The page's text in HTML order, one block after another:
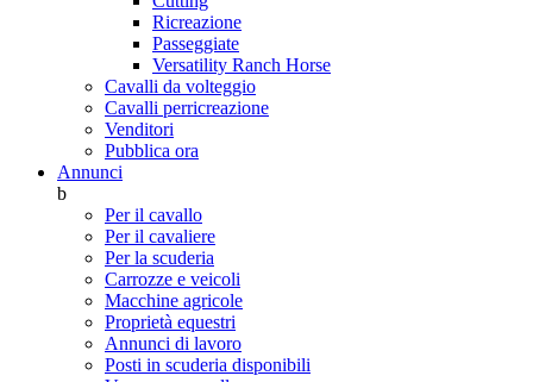
Ricreazione
Passeggiate
Versatility Ranch Horse
Cavalli da volteggio
Cavalli perricreazione
Venditori
Pubblica ora
Annunci
b
Per il cavallo
Per il cavaliere
Per la scuderia
Carrozze e veicoli
Macchine agricole
Proprietà equestri
Annunci di lavoro
Posti in scuderia disponibili